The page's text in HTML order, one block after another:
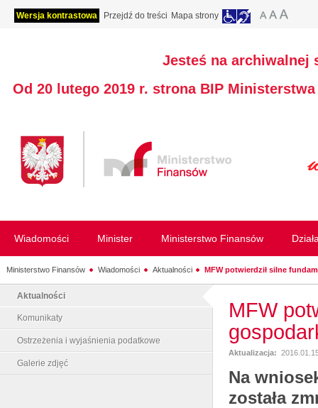
Wersja kontrastowa Przejdź do treści Mapa strony
Jesteś na archiwalnej
Od 20 lutego 2019 r. strona BIP
Wiadomości Minister Ministerstwo Finansów
Ministerstwo Finansów Wiadomości Aktualności MFW potwierdził silne
Aktualności
Komunikaty
Ostrzeżenia i wyjaśnienia podatkowe
Galerie zdjęć
MFW
Aktualizacja:
Na
została